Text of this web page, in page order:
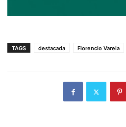
TAGS destacada Florencio Varela